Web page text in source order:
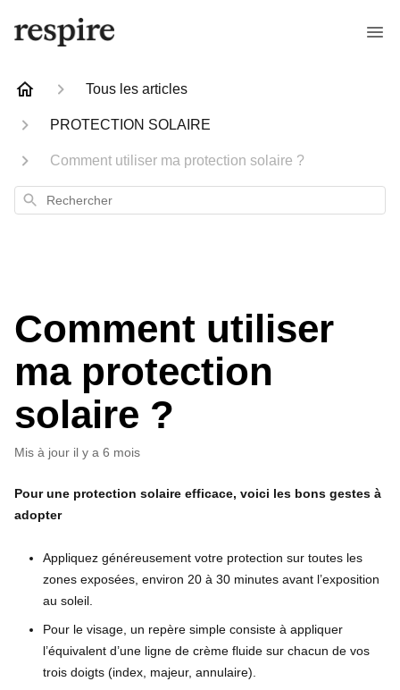
Tous les articles
PROTECTION SOLAIRE
Comment utiliser ma protection solaire ?
Rechercher
Comment utiliser
ma protection
solaire ?
Mis à jour il y a 6 mois
Pour une protection solaire efficace, voici les bons gestes à
adopter
Appliquez généreusement votre protection sur toutes les
zones exposées, environ 20 à 30 minutes avant l’exposition
au soleil.
Pour le visage, un repère simple consiste à appliquer
l’équivalent d’une ligne de crème fluide sur chacun de vos
trois doigts (index, majeur, annulaire).